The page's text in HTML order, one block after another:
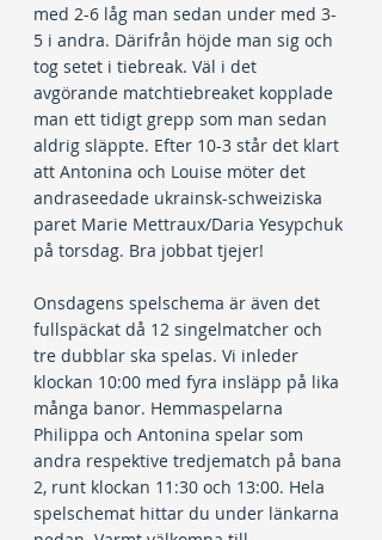
med 2-6 låg man sedan under med 3-
5 i andra. Därifrån höjde man sig och
tog setet i tiebreak. Väl i det
avgörande matchtiebreaket kopplade
man ett tidigt grepp som man sedan
aldrig släppte. Efter 10-3 står det klart
att Antonina och Louise möter det
andraseedade ukrainsk-schweiziska
paret Marie Mettraux/Daria Yesypchuk
på torsdag. Bra jobbat tjejer!
Onsdagens spelschema är även det
fullspäckat då 12 singelmatcher och
tre dubblar ska spelas. Vi inleder
klockan 10:00 med fyra insläpp på lika
många banor. Hemmaspelarna
Philippa och Antonina spelar som
andra respektive tredjematch på bana
2, runt klockan 11:30 och 13:00. Hela
spelschemat hittar du under länkarna